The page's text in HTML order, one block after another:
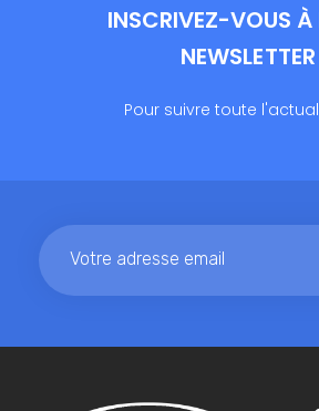
INSCRIVEZ-VOUS À
NEWSLETTER
Pour suivre toute